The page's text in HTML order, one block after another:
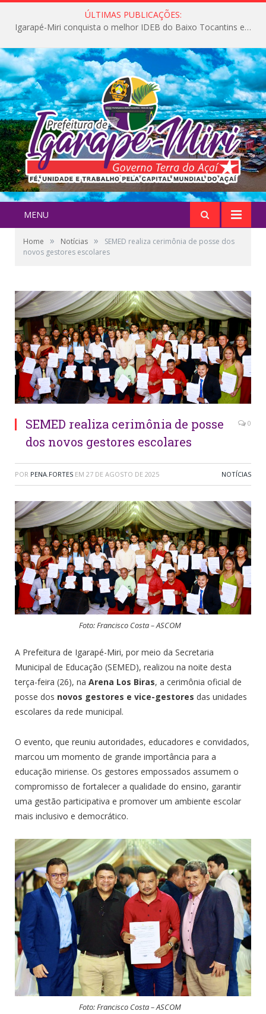
ÚLTIMAS PUBLICAÇÕES:
Igarapé-Miri conquista o melhor IDEB do Baixo Tocantins e avança na qualidade da educação pública
MENU
Home » Notícias »
SEMED realiza cerimônia de posse dos
novos gestores escolares
SEMED realiza cerimônia de posse
dos novos gestores escolares
0
POR PENA.FORTES EM 27 DE AGOSTO DE 2025 NOTÍCIAS
Foto: Francisco Costa – ASCOM
A Prefeitura de Igarapé-Miri, por meio da Secretaria
Municipal de Educação (SEMED), realizou na noite desta
terça-feira (26), na Arena Los Biras, a cerimônia oficial de
posse dos novos gestores e vice-gestores das unidades
escolares da rede municipal.
O evento, que reuniu autoridades, educadores e convidados,
marcou um momento de grande importância para a
educação miriense. Os gestores empossados assumem o
compromisso de fortalecer a qualidade do ensino, garantir
uma gestão participativa e promover um ambiente escolar
mais inclusivo e democrático.
Foto: Francisco Costa – ASCOM